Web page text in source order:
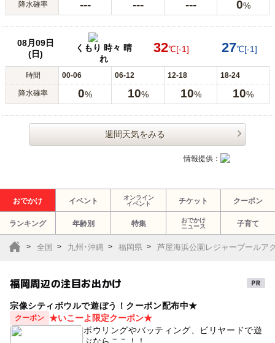
降水確率 --- --- --- 0%
08月09日
(日)
くもり 時々 晴
れ
32℃[-1] 27℃[-1]
時間 00-06 06-12 12-18 18-24
降水確率 0% 10% 10% 10%
週間天気をみる
情報提供：
おでかけ イベント
オンライン
イベント
チケット クーポン
ランキング 年齢別 特集
おでかけ
ニュース
子育て
全国 九州･沖縄 福岡県 芦屋海浜公園レジャープールア
福岡周辺の注目お出かけ
宗像シティボウルで遊ぼう！クーポン配布中★
クーポン ★いこーよ限定クーポン★
ボウリングやバッティング、ビリヤードで遊